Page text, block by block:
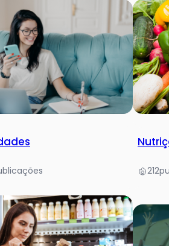
212